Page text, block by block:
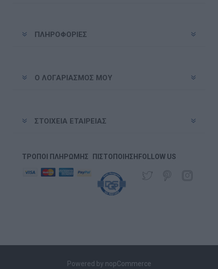
ΠΛΗΡΟΦΟΡΊΕΣ
Ο ΛΟΓΑΡΙΑΣΜΌΣ ΜΟΥ
ΣΤΟΙΧΕΊΑ ΕΤΑΙΡΕΊΑΣ
ΤΡΌΠΟΙ ΠΛΗΡΩΜΉΣ ΠΙΣΤΟΠΟΊΗΣΗ FOLLOW US
Powered by nopCommerce